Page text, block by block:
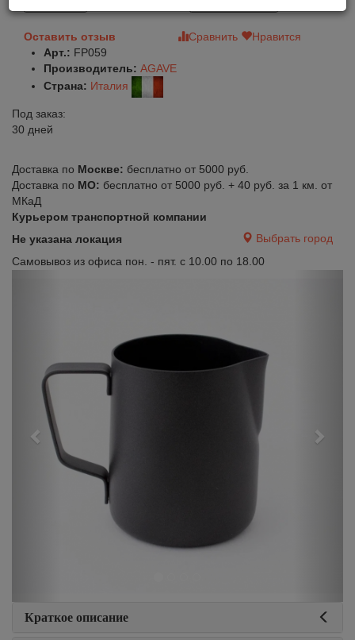
Оставить отзыв Сравнить
Нравится
Арт.: FP059
Производитель: AGAVE
Страна: Италия
Под заказ:
30 дней
Доставка по Москве: бесплатно от 5000 руб.
Доставка по МО: бесплатно от 5000 руб. + 40 руб. за 1 км. от
МКаД
Курьером транспортной компании
Не указана локация
Выбрать город
Самовывоз из офиса пон. - пят. с 10.00 по 18.00
Краткое описание